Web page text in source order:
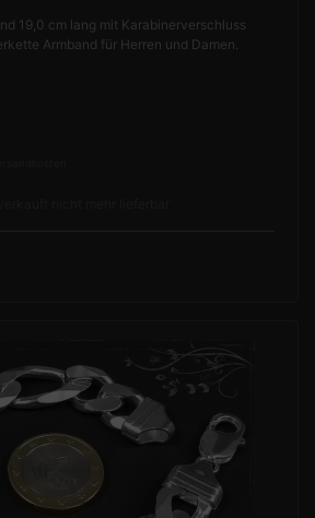
19,0 cm lang mit Karabinerverschluss
Armband für Herren und Damen.